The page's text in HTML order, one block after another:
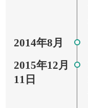
2014年8月
2015年12月
11日